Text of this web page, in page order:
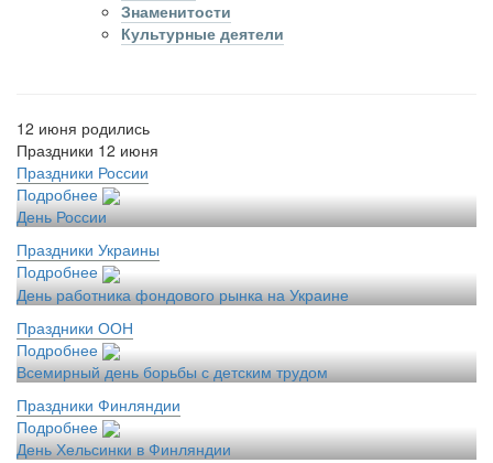
Знаменитости
Культурные деятели
12 июня родились
Праздники 12 июня
Праздники России
Подробнее
День России
Праздники Украины
Подробнее
День работника фондового рынка на Украине
Праздники ООН
Подробнее
Всемирный день борьбы с детским трудом
Праздники Финляндии
Подробнее
День Хельсинки в Финляндии